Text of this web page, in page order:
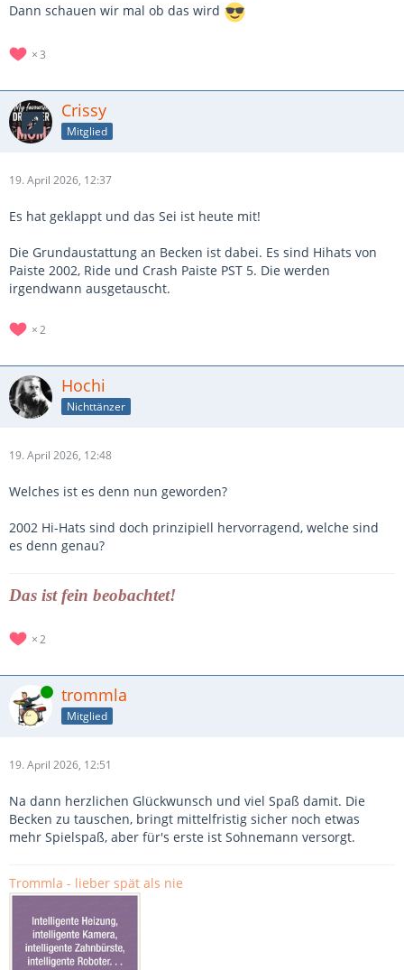
Dann schauen wir mal ob das wird
3
Crissy
Mitglied
19. April 2026, 12:37
Es hat geklappt und das Sei ist heute mit!
Die Grundaustattung an Becken ist dabei. Es sind Hihats von
Paiste 2002, Ride und Crash Paiste PST 5. Die werden
irgendwann ausgetauscht.
2
Hochi
Nichttänzer
19. April 2026, 12:48
Welches ist es denn nun geworden?
2002 Hi-Hats sind doch prinzipiell hervorragend, welche sind
es denn genau?
Das ist fein beobachtet!
2
Online trommla
Mitglied
19. April 2026, 12:51
Na dann herzlichen Glückwunsch und viel Spaß damit. Die
Becken zu tauschen, bringt mittelfristig sicher noch etwas
mehr Spielspaß, aber für's erste ist Sohnemann versorgt.
Trommla - lieber spät als nie